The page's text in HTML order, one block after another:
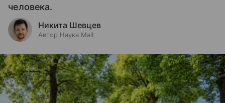
человека.
Никита Шевцев
Автор Наука Mail